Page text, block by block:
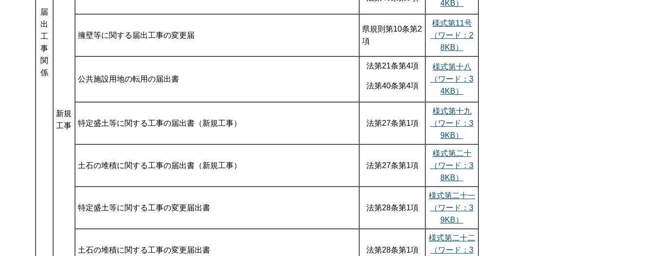
届
出
工
事
関
係
新規
工事
4KB）
擁壁等に関する届出工事の変更届
県規則第10条第2
項
様式第11号
（ワード：2
8KB）
公共施設用地の転用の届出書
法第21条第4項
法第40条第4項
様式第十八
（ワード：3
4KB）
特定盛土等に関する工事の届出書（新規工事） 法第27条第1項
様式第十九
（ワード：3
9KB）
土石の堆積に関する工事の届出書（新規工事） 法第27条第1項
様式第二十
（ワード：3
8KB）
特定盛土等に関する工事の変更届出書 法第28条第1項
様式第二十一
（ワード：3
9KB）
土石の堆積に関する工事の変更届出書 法第28条第1項
様式第二十二
（ワード：3